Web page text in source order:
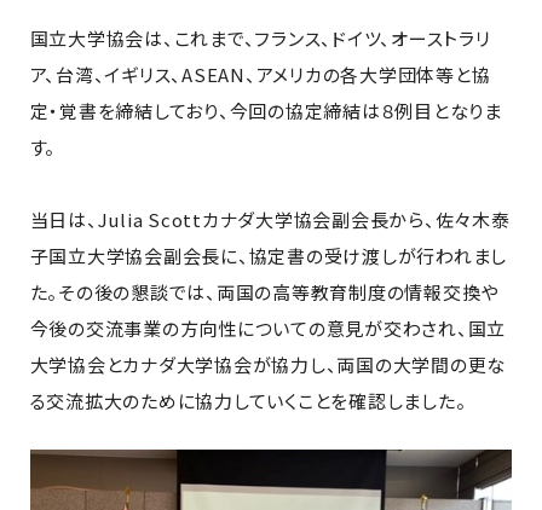
国立大学協会は、これまで、フランス、ドイツ、オーストラリ
ア、台湾、イギリス、ASEAN、アメリカの各大学団体等と協
定・覚書を締結しており、今回の協定締結は８例目となりま
す。
当日は、Julia Scottカナダ大学協会副会長から、佐々木泰
子国立大学協会副会長に、協定書の受け渡しが行われまし
た。その後の懇談では、両国の高等教育制度の情報交換や
今後の交流事業の方向性についての意見が交わされ、国立
大学協会とカナダ大学協会が協力し、両国の大学間の更な
る交流拡大のために協力していくことを確認しました。